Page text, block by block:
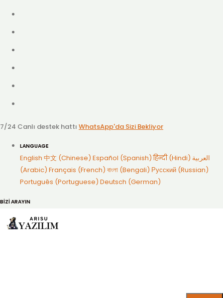
7/24 Canlı destek hattı WhatsApp'da Sizi Bekliyor
LANGUAGE
English 中文 (Chinese) Español (Spanish) हिन्दी (Hindi) العربية
(Arabic) Français (French) বাংলা (Bengali) Русский (Russian)
Português (Portuguese) Deutsch (German)
BİZİ ARAYIN